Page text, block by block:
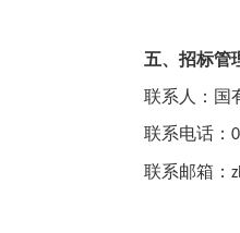
五、招标管
联系人：国
联系电话：
联系邮箱：